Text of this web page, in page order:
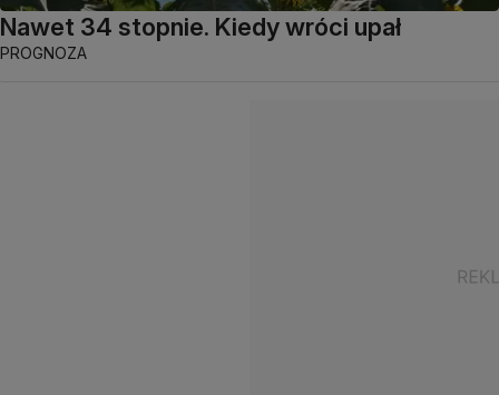
Nawet 34 stopnie. Kiedy wróci upał
PROGNOZA